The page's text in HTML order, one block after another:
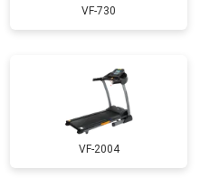
VF-730
VF-2004